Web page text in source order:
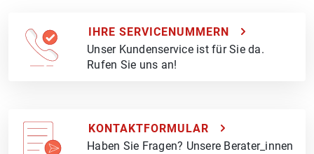
IHRE SERVICENUMMERN
Unser Kundenservice ist für Sie da.
Rufen Sie uns an!
KONTAKTFORMULAR
Haben Sie Fragen? Unsere Berater_innen